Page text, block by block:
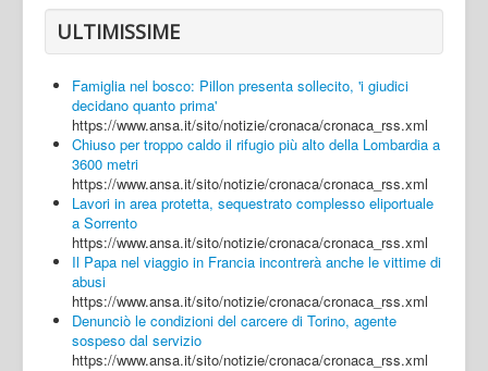
Caserta
Napoli
Salerno
Login
ULTIMISSIME
Famiglia nel bosco: Pillon presenta sollecito, 'i giudici
decidano quanto prima'
https://www.ansa.it/sito/notizie/cronaca/cronaca_rss.xml
Chiuso per troppo caldo il rifugio più alto della Lombardia a
3600 metri
https://www.ansa.it/sito/notizie/cronaca/cronaca_rss.xml
Lavori in area protetta, sequestrato complesso eliportuale
a Sorrento
https://www.ansa.it/sito/notizie/cronaca/cronaca_rss.xml
Il Papa nel viaggio in Francia incontrerà anche le vittime di
abusi
https://www.ansa.it/sito/notizie/cronaca/cronaca_rss.xml
Denunciò le condizioni del carcere di Torino, agente
sospeso dal servizio
https://www.ansa.it/sito/notizie/cronaca/cronaca_rss.xml